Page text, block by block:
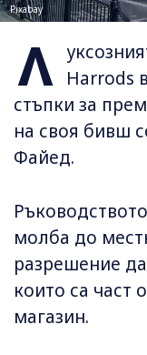
Pixabay
Л
Harrods
стъпки за
на своя бивш
Файед.
молба до
разрешение
които са част
магазин.